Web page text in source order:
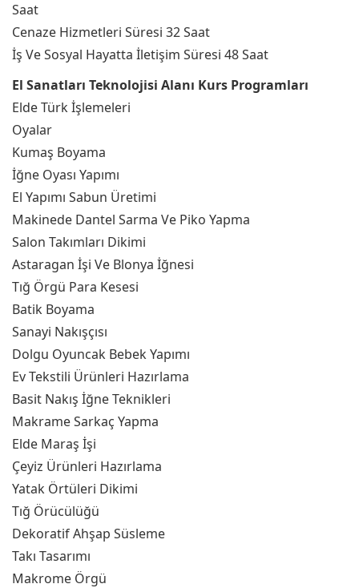
Saat
Cenaze Hizmetleri Süresi 32 Saat
İş Ve Sosyal Hayatta İletişim Süresi 48 Saat
El Sanatları Teknolojisi Alanı Kurs Programları
Elde Türk İşlemeleri
Oyalar
Kumaş Boyama
İğne Oyası Yapımı
El Yapımı Sabun Üretimi
Makinede Dantel Sarma Ve Piko Yapma
Salon Takımları Dikimi
Astaragan İşi Ve Blonya İğnesi
Tığ Örgü Para Kesesi
Batik Boyama
Sanayi Nakışçısı
Dolgu Oyuncak Bebek Yapımı
Ev Tekstili Ürünleri Hazırlama
Basit Nakış İğne Teknikleri
Makrame Sarkaç Yapma
Elde Maraş İşi
Çeyiz Ürünleri Hazırlama
Yatak Örtüleri Dikimi
Tığ Örücülüğü
Dekoratif Ahşap Süsleme
Takı Tasarımı
Makrome Örgü